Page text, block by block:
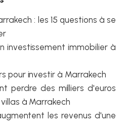
: les 15 questions à se
investissement immobilier à
pour investir à Marrakech
perdre des milliers d'euros
à Marrakech
les revenus d'une